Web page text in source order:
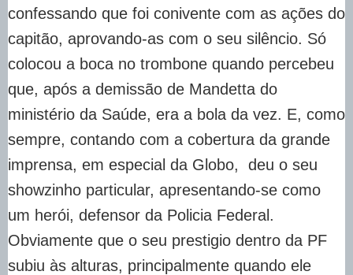
confessando que foi conivente com as ações do
capitão, aprovando-as com o seu silêncio. Só
colocou a boca no trombone quando percebeu
que, após a demissão de Mandetta do
ministério da Saúde, era a bola da vez. E, como
sempre, contando com a cobertura da grande
imprensa, em especial da Globo, deu o seu
showzinho particular, apresentando-se como
um herói, defensor da Policia Federal.
Obviamente que o seu prestigio dentro da PF
subiu às alturas, principalmente quando ele